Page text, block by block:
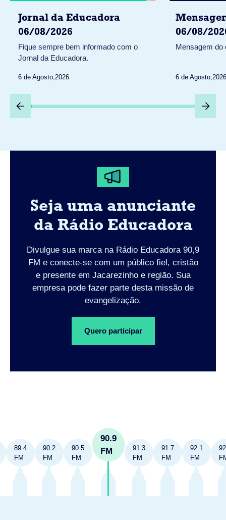
Jornal da Educadora
06/08/2026
Fique sempre bem informado com o
Jornal da Educadora.
6 de Agosto,2026
06/08/
Mensagem do
6 de Agosto,2026
Seja uma anunciante
da Rádio Educadora
Divulgue sua marca na Rádio Educadora 90,9
FM e conecte-se com um público fiel, cristão
e presente em Jacarezinho e região. Sua
empresa pode fazer parte desta missão de
evangelização.
Quero participar
89.4
FM
90.2
FM
90.5
FM
90.9
FM
91.3
FM
91.7
FM
92.1
FM